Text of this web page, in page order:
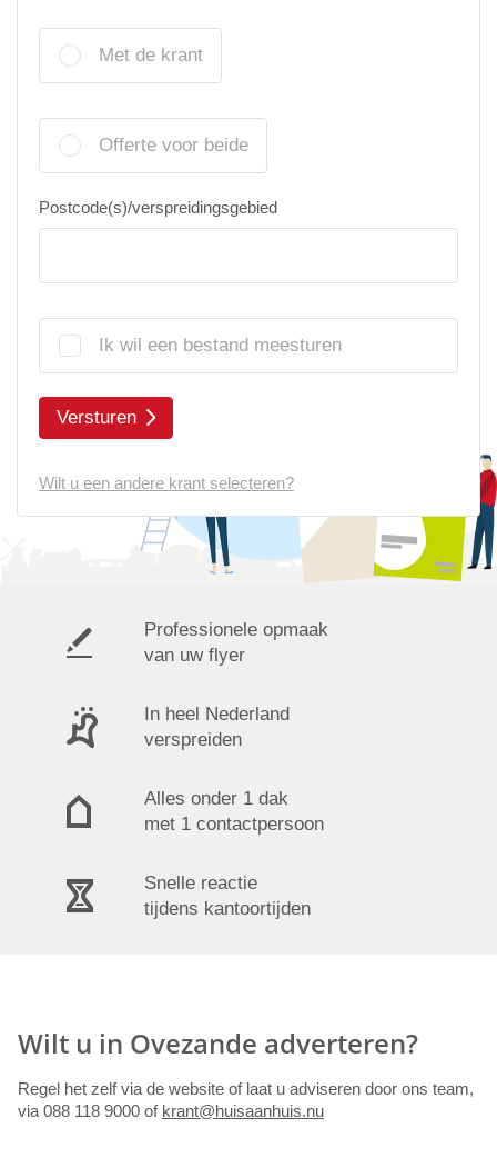
Met de krant
Offerte voor beide
Postcode(s)/verspreidingsgebied
Ik wil een bestand meesturen
Versturen
Wilt u een andere krant selecteren?
Professionele opmaak
van uw flyer
In heel Nederland
verspreiden
Alles onder 1 dak
met 1 contactpersoon
Snelle reactie
tijdens kantoortijden
Wilt u in Ovezande adverteren?
Regel het zelf via de website of laat u adviseren door ons team,
via 088 118 9000 of krant@huisaanhuis.nu